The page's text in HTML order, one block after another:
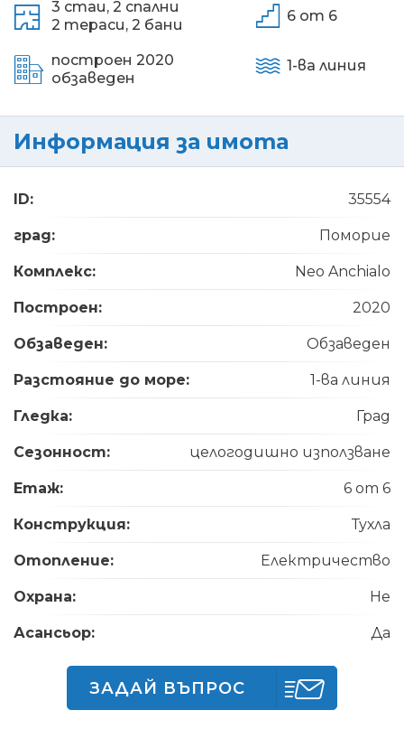
3 стаи, 2 спални
2 тераси, 2 бани
построен 2020
обзаведен
6 от 6
1-ва линия
Информация за имота
ID: 35554
град: Поморие
Комплекс: Neo Anchialo
Построен: 2020
Обзаведен: Обзаведен
Разстояние до море: 1-ва линия
Гледка: Град
Сезонност: целогодишно използване
Етаж: 6 от 6
Конструкция: Тухла
Отопление: Електричество
Охрана: Не
Асансьор: Да
ЗАДАЙ ВЪПРОС